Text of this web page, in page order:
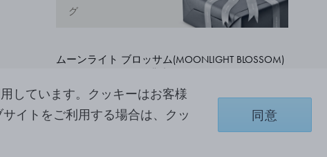
グ
ムーンライト ブロッサム(MOONLIGHT BLOSSOM)
ン自身の初期の作品にインスピレーションを得て
誕生しました。
1900年代初期のアール・ヌーヴォー時代を象徴す
しています。クッキーはお客様
イトをご利用する場合は、クッ
同意